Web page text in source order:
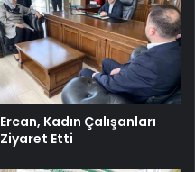
Ercan, Kadın Çalışanları
Ziyaret Etti